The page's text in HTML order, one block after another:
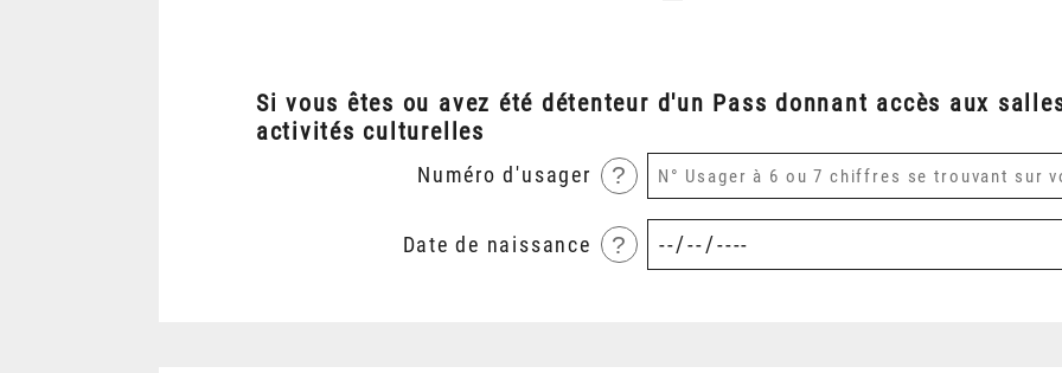
Si vous êtes ou avez été détenteur d'un Pass donnant accès aux
activités culturelles
Numéro d'usager ?
Date de naissance ?